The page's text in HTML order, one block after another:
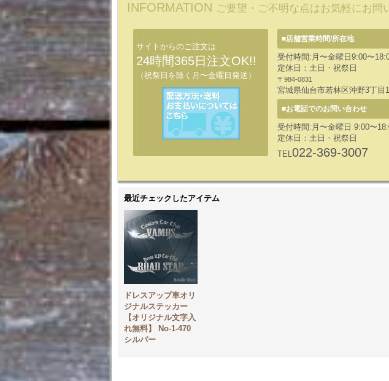
INFORMATION ご要望・ご不明な点はお気軽にお問
サイトからのご注文は
24時間365日注文OK!!
（祝祭日を除く月〜金曜日発送）
■店舗営業時間/所在地
受付時間:月〜金曜日9:00〜
定休日：土日・祝祭日
〒984-0831
宮城県仙台市若林区沖野3丁目
■お電話でのお問い合わせ
受付時間:月〜金曜日 9:00〜
定休日：土日・祝祭日
TEL022-369-3007
最近チェックしたアイテム
ドレスアップ車オリ
ジナルステッカー
【オリジナル文字入
れ無料】 No-1-470
シルバー